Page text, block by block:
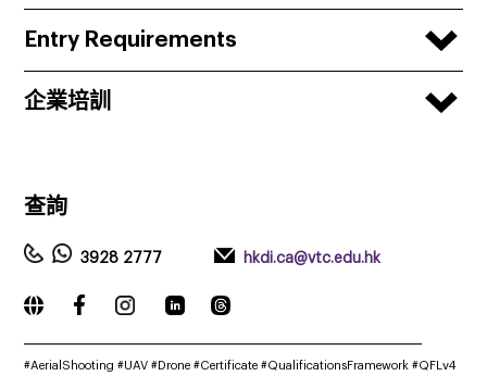
Entry Requirements
企業培訓
查詢
3928 2777 hkdi.ca@vtc.edu.hk
#AerialShooting #UAV #Drone #Certificate #QualificationsFramework #QFLv4